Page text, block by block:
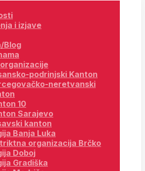
i izjave
Blog
podrinjski Kanton
neretvanski
10
Sarajevo
kanton
Banja Luka
organizacija Brčko
Doboj
Gradiška